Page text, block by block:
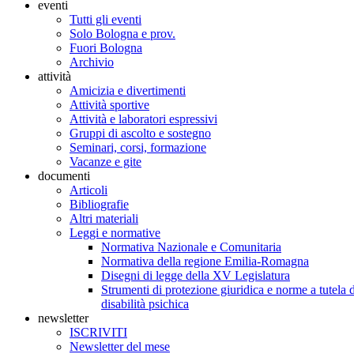
eventi
Tutti gli eventi
Solo Bologna e prov.
Fuori Bologna
Archivio
attività
Amicizia e divertimenti
Attività sportive
Attività e laboratori espressivi
Gruppi di ascolto e sostegno
Seminari, corsi, formazione
Vacanze e gite
documenti
Articoli
Bibliografie
Altri materiali
Leggi e normative
Normativa Nazionale e Comunitaria
Normativa della regione Emilia-Romagna
Disegni di legge della XV Legislatura
Strumenti di protezione giuridica e norme a tutela
disabilità psichica
newsletter
ISCRIVITI
Newsletter del mese